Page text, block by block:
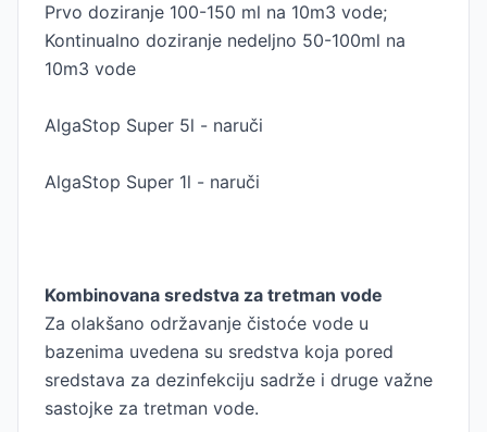
Prvo doziranje 100-150 ml na 10m3 vode;
Kontinualno doziranje nedeljno 50-100ml na
10m3 vode
AlgaStop Super 5l - naruči
AlgaStop Super 1l - naruči
Kombinovana sredstva za tretman vode
Za olakšano održavanje čistoće vode u
bazenima uvedena su sredstva koja pored
sredstava za dezinfekciju sadrže i druge važne
sastojke za tretman vode.